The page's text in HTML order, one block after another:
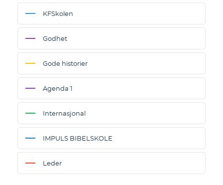
KFSkolen
Godhet
Gode historier
Agenda 1
Internasjonal
IMPULS BIBELSKOLE
Leder